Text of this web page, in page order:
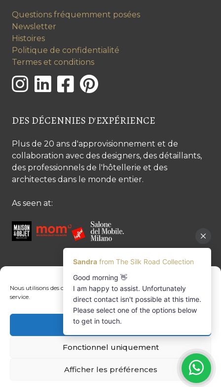
Nous utilisons des cookies pour optimiser notre site web et notre
service.
Acceptez cookies
Fonctionnel uniquement
Afficher les préférences
Questions fréquemment posées
Newsletter
Histoires
Politique de confidentialité
Termes et conditions
DES DÉCENNIES D'EXPÉRIENCE
Plus de 20 ans d'approvisionnement et de
collaboration avec des designers, des détaillants,
des professionnels de l'hôtellerie et des
architectes dans le monde entier.
As seen at:
CONTACTEZ-NOUS
Contactez-nous
Margret Ressang:+32 (0)496 107 647
Sandra Mommen:+32 (0)475 26 43 98
info@tradingpartners-silkroad.com